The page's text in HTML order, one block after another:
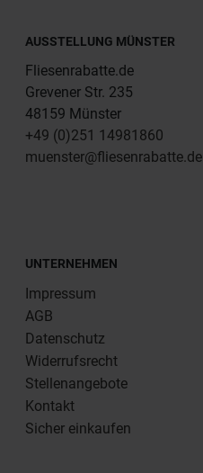
AUSSTELLUNG MÜNSTER
Fliesenrabatte.de
Grevener Str. 235
48159 Münster
+49 (0)251 14981860
muenster@fliesenrabatte.de
UNTERNEHMEN
Impressum
AGB
Datenschutz
Widerrufsrecht
Stellenangebote
Kontakt
Sicher einkaufen